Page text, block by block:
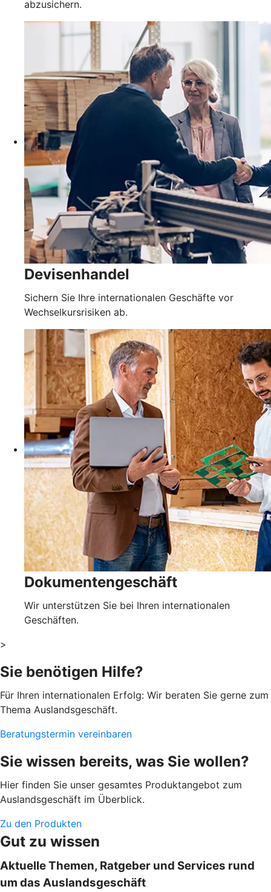
abzusichern.
Devisenhandel
Sichern Sie Ihre internationalen Geschäfte vor
Wechselkursrisiken ab.
Dokumentengeschäft
Wir unterstützen Sie bei Ihren internationalen
Geschäften.
>
Sie benötigen Hilfe?
Für Ihren internationalen Erfolg: Wir beraten Sie gerne zum
Thema Auslandsgeschäft.
Beratungstermin vereinbaren
Sie wissen bereits, was Sie wollen?
Hier finden Sie unser gesamtes Produktangebot zum
Auslandsgeschäft im Überblick.
Zu den Produkten
Gut zu wissen
Aktuelle Themen, Ratgeber und Services rund
um das Auslandsgeschäft